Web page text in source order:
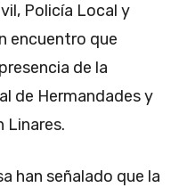
Policía Local y
encuentro que
de la
de Hermandades y
Linares.
han señalado que la